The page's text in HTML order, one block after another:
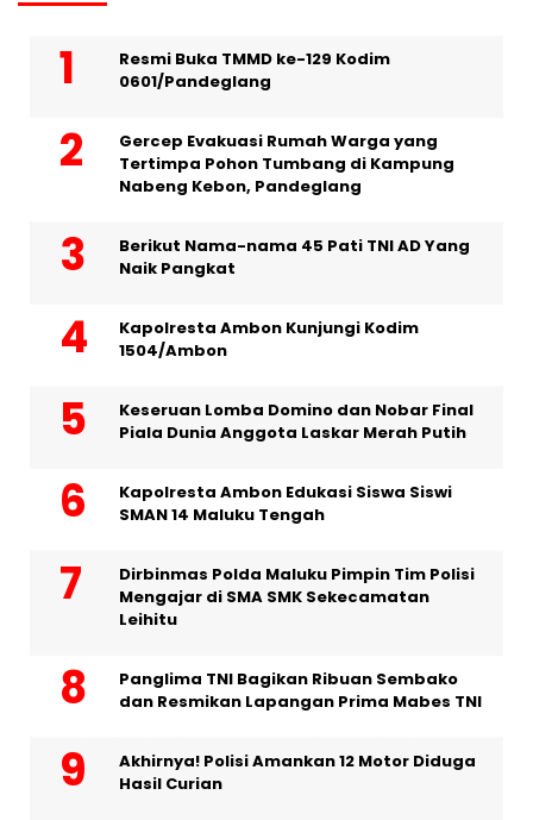
Resmi Buka TMMD ke-129 Kodim
0601/Pandeglang
Gercep Evakuasi Rumah Warga yang
Tertimpa Pohon Tumbang di Kampung
Nabeng Kebon, Pandeglang
Berikut Nama-nama 45 Pati TNI AD Yang
Naik Pangkat
Kapolresta Ambon Kunjungi Kodim
1504/Ambon
Keseruan Lomba Domino dan Nobar Final
Piala Dunia Anggota Laskar Merah Putih
Kapolresta Ambon Edukasi Siswa Siswi
SMAN 14 Maluku Tengah
Dirbinmas Polda Maluku Pimpin Tim Polisi
Mengajar di SMA SMK Sekecamatan
Leihitu
Panglima TNI Bagikan Ribuan Sembako
dan Resmikan Lapangan Prima Mabes TNI
Akhirnya! Polisi Amankan 12 Motor Diduga
Hasil Curian